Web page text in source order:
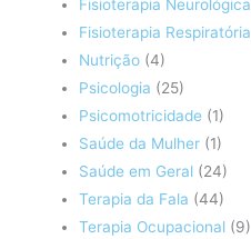
Fisioterapia Neurológica
Fisioterapia Respiratória
Nutrição (4)
Psicologia (25)
Psicomotricidade (1)
Saúde da Mulher (1)
Saúde em Geral (24)
Terapia da Fala (44)
Terapia Ocupacional (9)